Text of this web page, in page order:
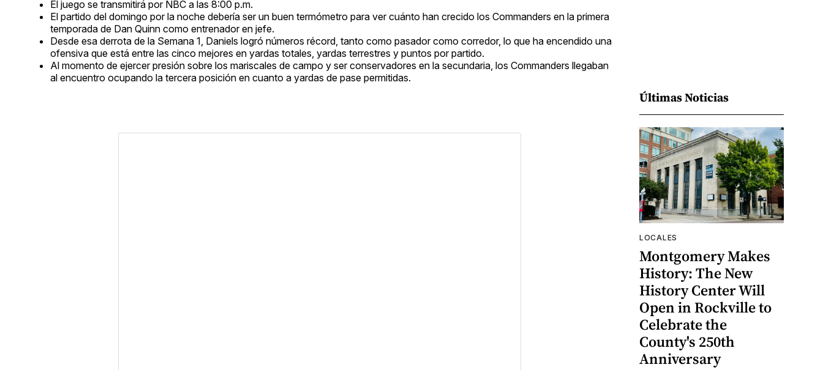
El juego se transmitirá por NBC a las 8:00 p.m.
El partido del domingo por la noche debería ser un buen termómetro para ver cuánto han crecido los Commanders en la primera
temporada de Dan Quinn como entrenador en jefe.
Desde esa derrota de la Semana 1, Daniels logró números récord, tanto como pasador como corredor, lo que ha encendido una
ofensiva que está entre las cinco mejores en yardas totales, yardas terrestres y puntos por partido.
Al momento de ejercer presión sobre los mariscales de campo y ser conservadores en la secundaria, los Commanders llegaban
al encuentro ocupando la tercera posición en cuanto a yardas de pase permitidas.
Últimas Noticias
LOCALES
Montgomery Makes
History: The New
History Center Will
Open in Rockville to
Celebrate the
County's 250th
Anniversary